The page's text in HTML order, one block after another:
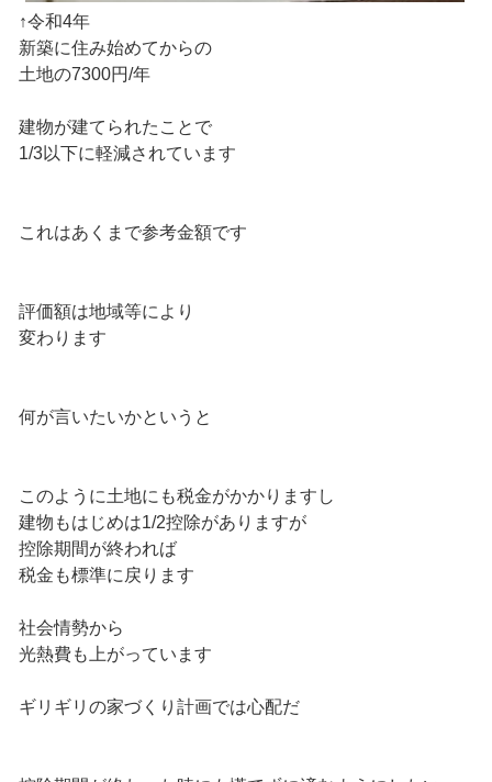
↑令和4年
新築に住み始めてからの
土地の7300円/年
建物が建てられたことで
1/3以下に軽減されています
これはあくまで参考金額です
評価額は地域等により
変わります
何が言いたいかというと
このように土地にも税金がかかりますし
建物もはじめは1/2控除がありますが
控除期間が終われば
税金も標準に戻ります
社会情勢から
光熱費も上がっています
ギリギリの家づくり計画では心配だ